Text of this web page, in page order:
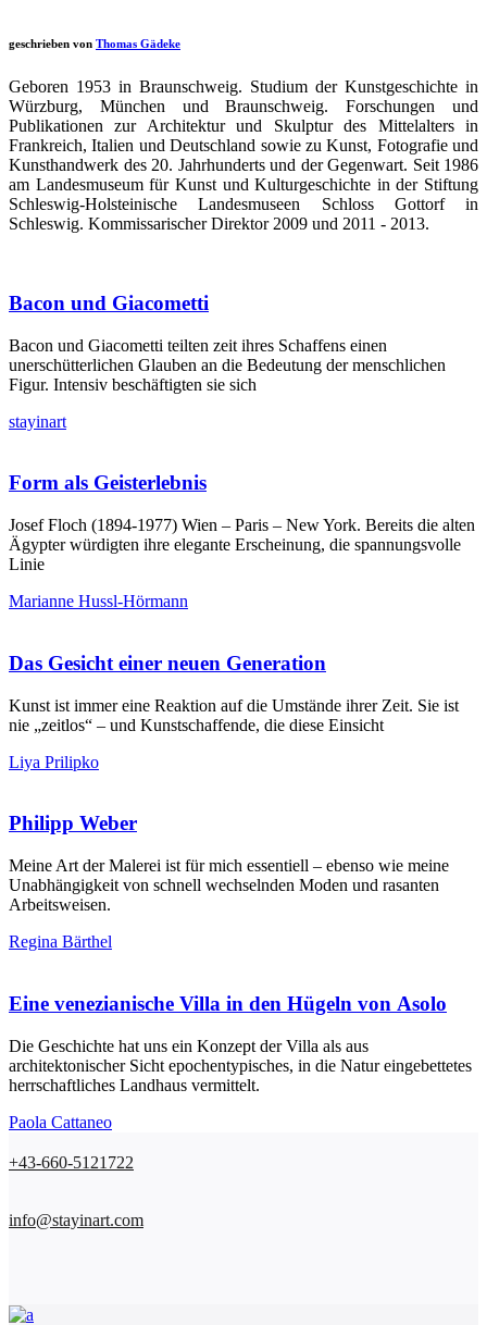
geschrieben von Thomas Gädeke
Geboren 1953 in Braunschweig. Studium der Kunstgeschichte in
Würzburg, München und Braunschweig. Forschungen und
Publikationen zur Architektur und Skulptur des Mittelalters in
Frankreich, Italien und Deutschland sowie zu Kunst, Fotografie und
Kunsthandwerk des 20. Jahrhunderts und der Gegenwart. Seit 1986
am Landesmuseum für Kunst und Kulturgeschichte in der Stiftung
Schleswig-Holsteinische Landesmuseen Schloss Gottorf in
Schleswig. Kommissarischer Direktor 2009 und 2011 - 2013.
Bacon und Giacometti
Bacon und Giacometti teilten zeit ihres Schaffens einen
unerschütterlichen Glauben an die Bedeutung der menschlichen
Figur. Intensiv beschäftigten sie sich
stayinart
Form als Geisterlebnis
Josef Floch (1894-1977) Wien – Paris – New York. Bereits die alten
Ägypter würdigten ihre elegante Erscheinung, die spannungsvolle
Linie
Marianne Hussl-Hörmann
Das Gesicht einer neuen Generation
Kunst ist immer eine Reaktion auf die Umstände ihrer Zeit. Sie ist
nie „zeitlos“ – und Kunstschaffende, die diese Einsicht
Liya Prilipko
Philipp Weber
Meine Art der Malerei ist für mich essentiell – ebenso wie meine
Unabhängigkeit von schnell wechselnden Moden und rasanten
Arbeitsweisen.
Regina Bärthel
Eine venezianische Villa in den Hügeln von Asolo
Die Geschichte hat uns ein Konzept der Villa als aus
architektonischer Sicht epochentypisches, in die Natur eingebettetes
herrschaftliches Landhaus vermittelt.
Paola Cattaneo
+43-660-5121722
info@stayinart.com